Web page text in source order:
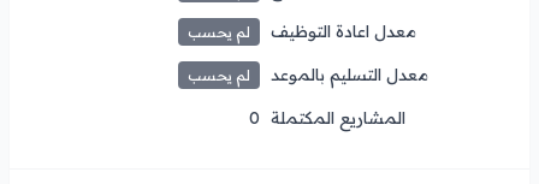
معدل اعادة التوظيف لم يحسب
معدل التسليم بالموعد لم يحسب
المشاريع المكتملة 0